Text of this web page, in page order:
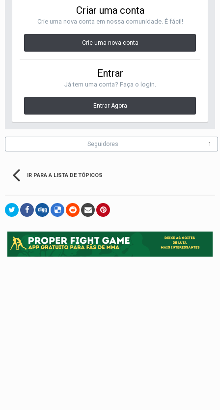
Criar uma conta
Crie uma nova conta em nossa comunidade. É fácil!
Crie uma nova conta
Entrar
Já tem uma conta? Faça o login.
Entrar Agora
Seguidores 1
IR PARA A LISTA DE TÓPICOS